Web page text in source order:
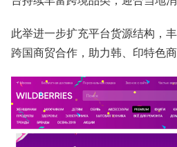
此举进一步扩充平台货源结构，
跨国商贸合作，助力韩、印特色